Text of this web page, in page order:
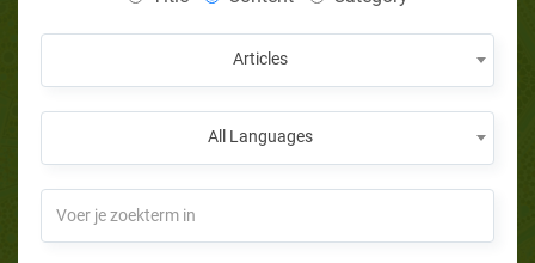
Articles
All Languages